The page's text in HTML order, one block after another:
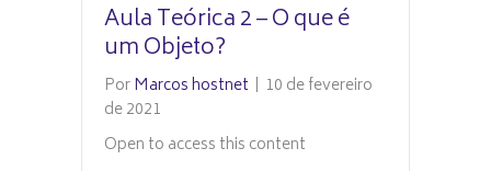
Aula Teórica 2 – O que é
um Objeto?
PorMarcos hostnet | 10 de fevereiro
de 2021
Open to access this content